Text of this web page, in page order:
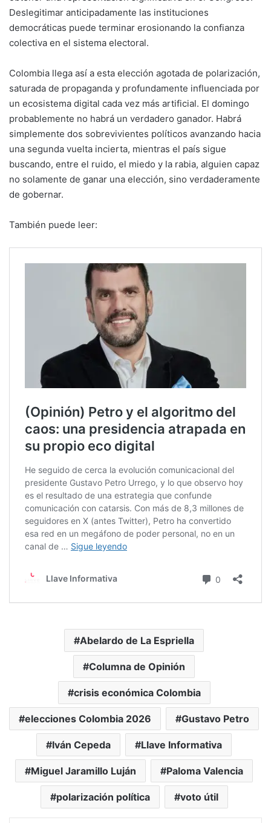
Deslegitimar anticipadamente las instituciones
democráticas puede terminar erosionando la confianza
colectiva en el sistema electoral.
Colombia llega así a esta elección agotada de polarización,
saturada de propaganda y profundamente influenciada por
un ecosistema digital cada vez más artificial. El domingo
probablemente no habrá un verdadero ganador. Habrá
simplemente dos sobrevivientes políticos avanzando hacia
una segunda vuelta incierta, mientras el país sigue
buscando, entre el ruido, el miedo y la rabia, alguien capaz
no solamente de ganar una elección, sino verdaderamente
de gobernar.
También puede leer:
Abelardo de La Espriella
Columna de Opinión
crisis económica Colombia
elecciones Colombia 2026 Gustavo Petro
Iván Cepeda Llave Informativa
Miguel Jaramillo Luján Paloma Valencia
polarización política voto útil